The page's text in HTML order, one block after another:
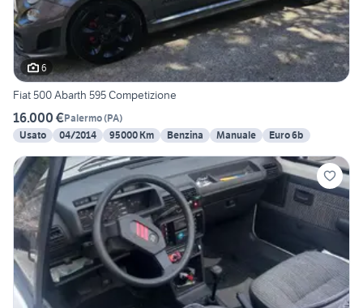
6
Fiat 500 Abarth 595 Competizione
16.000 €Palermo(PA)
Usato
04/2014 95000 Km Benzina Manuale Euro 6b